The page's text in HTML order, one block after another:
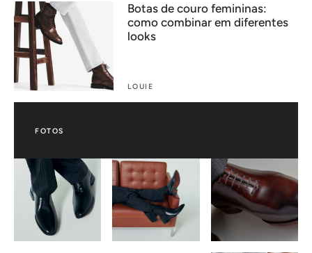
Botas de couro femininas:
como combinar em diferentes
looks
LOUIE
FOTOS